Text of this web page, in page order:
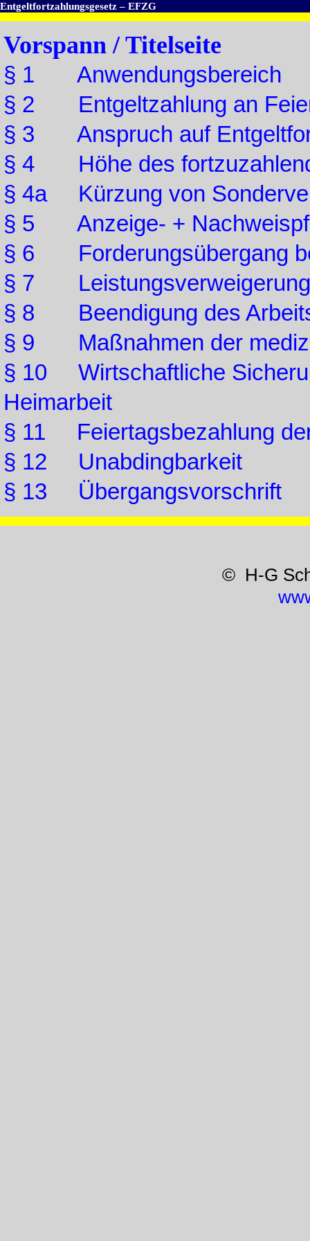
Entgeltfortzahlungsgesetz – EFZG
Vorspann / Titelseite
§ 1 Anwendungsbereich
§ 2 Entgeltzahlung an
§ 3 Anspruch auf
§ 4 Höhe des
§ 4a Kürzung von
§ 5 Anzeige- +
§ 6 Forderungsübergang
§ 7
§ 8 Beendigung des
§ 9 Maßnahmen der
§ 10 Wirtschaftliche
Heimarbeit
§ 11 Feiertagsbezahlung
§ 12 Unabdingbarkeit
§ 13 Übergangsvorschrift
© H-G